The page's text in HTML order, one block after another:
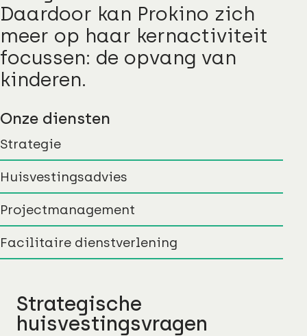
Daardoor kan Prokino zich
meer op haar kernactiviteit
focussen: de opvang van
kinderen.
Onze diensten
Strategie
Huisvestingsadvies
Projectmanagement
Facilitaire dienstverlening
Strategische
huisvestingsvragen